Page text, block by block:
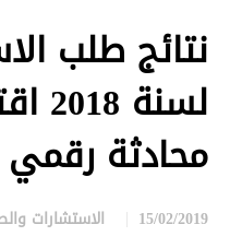
محادثة رقمي
15/02/2019 الاستشارات